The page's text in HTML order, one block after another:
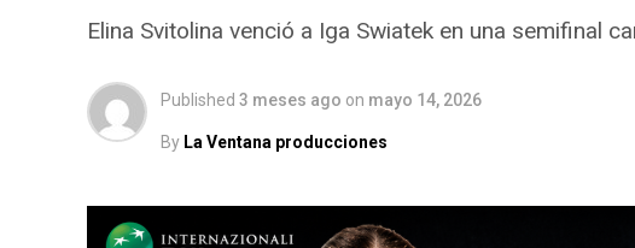
Elina Svitolina venció a Iga Swiatek en una semifinal
Published 3 meses ago on mayo 14, 2026
By La Ventana producciones